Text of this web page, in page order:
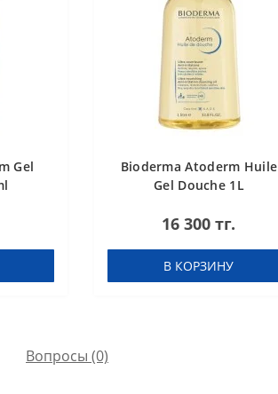
Gel
Bioderma Atoderm Huile
Gel Douche 1L
16 300 тг.
В КОРЗИНУ
Вопросы (0)